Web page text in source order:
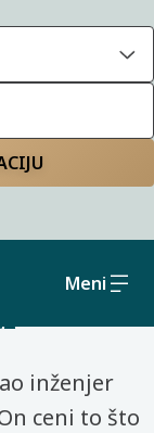
Meni i
inženjer
ceni to što